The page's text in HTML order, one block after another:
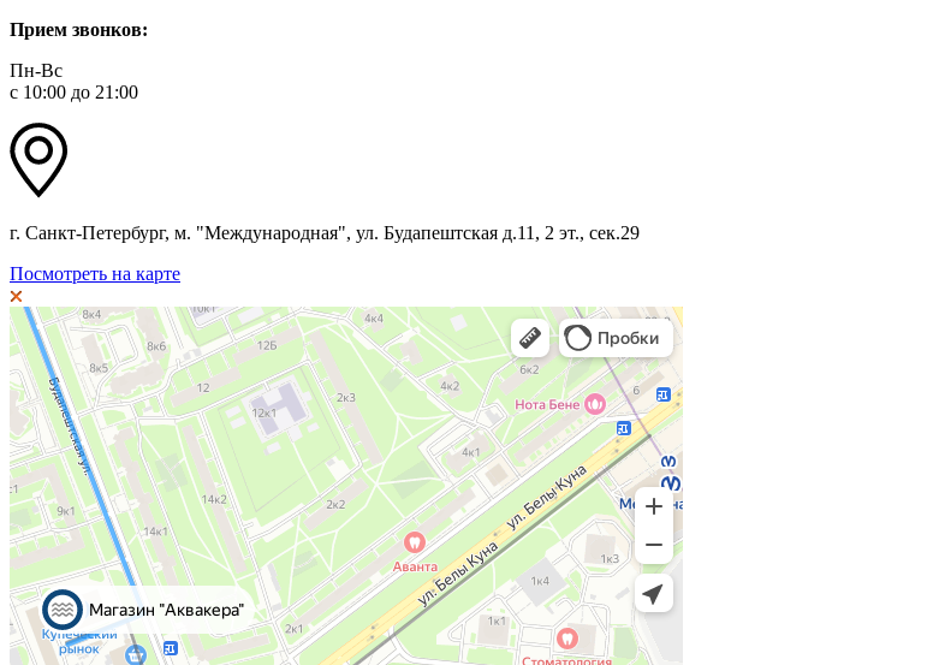
Прием звонков:
Пн-Вс
с 10:00 до 21:00
г. Санкт-Петербург, м. "Международная", ул. Будапештская д.11, 2 эт., сек.29
Посмотреть на карте